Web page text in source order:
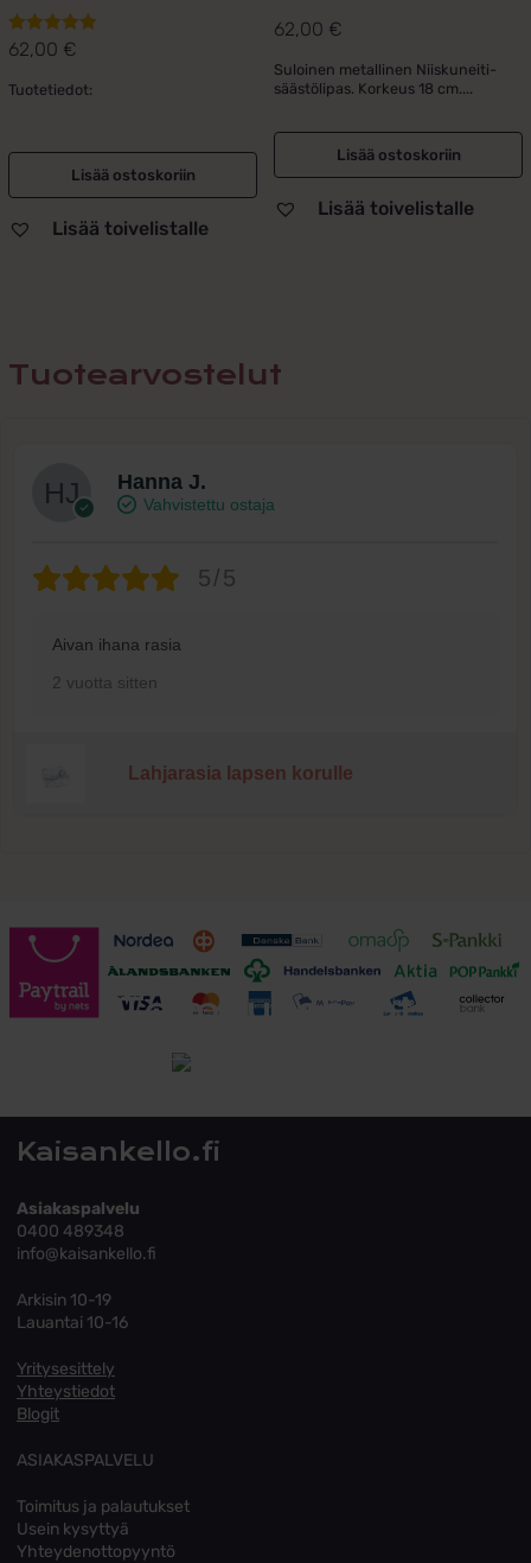
Arvostelu
5.00/ 5
62,00 €
Tuotetiedot:
Lisää ostoskoriin
Lisää toivelistalle
62,00 €
Suloinen metallinen Niiskuneiti-
säästölipas. Korkeus 18 cm....
Lisää ostoskoriin
Lisää toivelistalle
Tuotearvostelut
Hanna J.
Vahvistettu ostaja
5/5
Aivan ihana rasia
2 vuotta sitten
Lahjarasia lapsen korulle
Toimitusehdot
Kaisankello.fi
Asiakaspalvelu
0400 489348
info@kaisankello.fi
Arkisin 10-19
Lauantai 10-16
Yritysesittely
Yhteystiedot
Blogit
ASIAKASPALVELU
Toimitus ja palautukset
Usein kysyttyä
Yhteydenottopyyntö